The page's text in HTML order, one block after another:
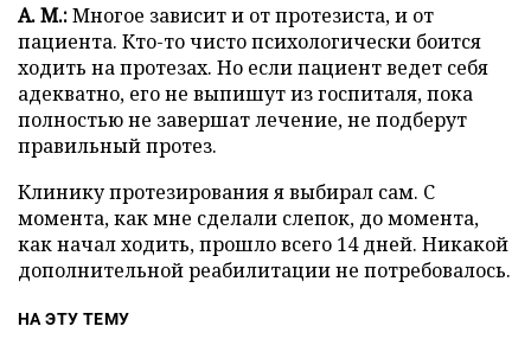
А. М.:Многое зависит и от протезиста, и от
пациента. Кто-то чисто психологически боится
ходить на протезах. Но если пациент ведет себя
адекватно, его не выпишут из госпиталя, пока
полностью не завершат лечение, не подберут
правильный протез.
Клинику протезирования я выбирал сам. С
момента, как мне сделали слепок, до момента,
как начал ходить, прошло всего 14 дней. Никакой
дополнительной реабилитации не потребовалось.
НА ЭТУ ТЕМУ